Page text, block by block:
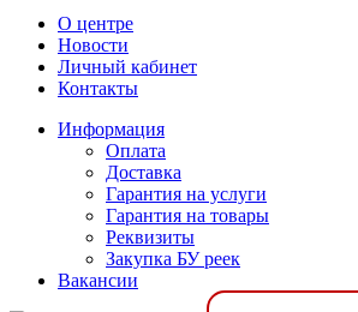
О центре
Новости
Личный кабинет
Контакты
Информация
Оплата
Доставка
Гарантия на услуги
Гарантия на товары
Реквизиты
Закупка БУ реек
Вакансии